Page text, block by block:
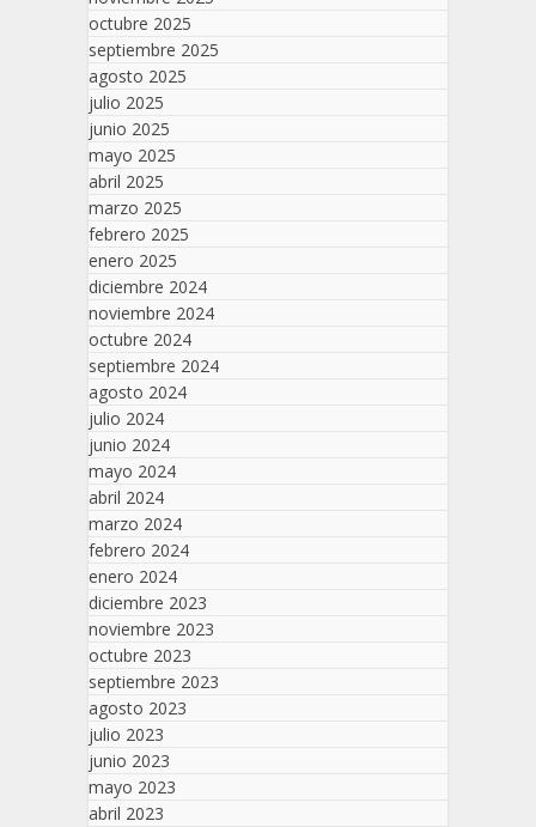
octubre 2025
septiembre 2025
agosto 2025
julio 2025
junio 2025
mayo 2025
abril 2025
marzo 2025
febrero 2025
enero 2025
diciembre 2024
noviembre 2024
octubre 2024
septiembre 2024
agosto 2024
julio 2024
junio 2024
mayo 2024
abril 2024
marzo 2024
febrero 2024
enero 2024
diciembre 2023
noviembre 2023
octubre 2023
septiembre 2023
agosto 2023
julio 2023
junio 2023
mayo 2023
abril 2023